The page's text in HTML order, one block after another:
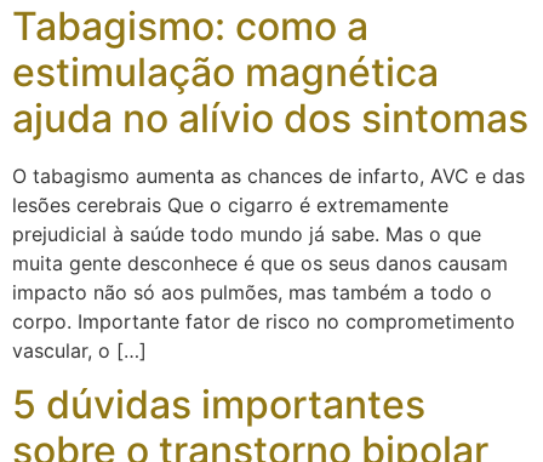
Tabagismo: como a
estimulação magnética
ajuda no alívio dos sintomas
O tabagismo aumenta as chances de infarto, AVC e das
lesões cerebrais Que o cigarro é extremamente
prejudicial à saúde todo mundo já sabe. Mas o que
muita gente desconhece é que os seus danos causam
impacto não só aos pulmões, mas também a todo o
corpo. Importante fator de risco no comprometimento
vascular, o […]
5 dúvidas importantes
sobre o transtorno bipolar